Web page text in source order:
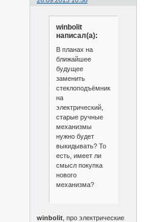
winbolit
написал(а):
В планах на
ближайшее
будущее
заменить
стеклоподъёмник
на
электрический,
старые ручные
механизмы
нужно будет
выкидывать? То
есть, имеет ли
смысл покупка
нового
механизма?
winbolit , про электрические